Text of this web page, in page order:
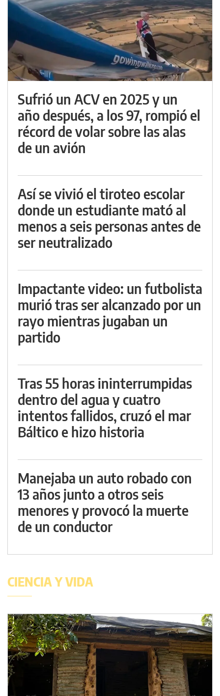
Sufrió un ACV en 2025 y un
año después, a los 97, rompió el
récord de volar sobre las alas
de un avión
Así se vivió el tiroteo escolar
donde un estudiante mató al
menos a seis personas antes de
ser neutralizado
Impactante video: un futbolista
murió tras ser alcanzado por un
rayo mientras jugaban un
partido
Tras 55 horas ininterrumpidas
dentro del agua y cuatro
intentos fallidos, cruzó el mar
Báltico e hizo historia
Manejaba un auto robado con
13 años junto a otros seis
menores y provocó la muerte
de un conductor
CIENCIA Y VIDA